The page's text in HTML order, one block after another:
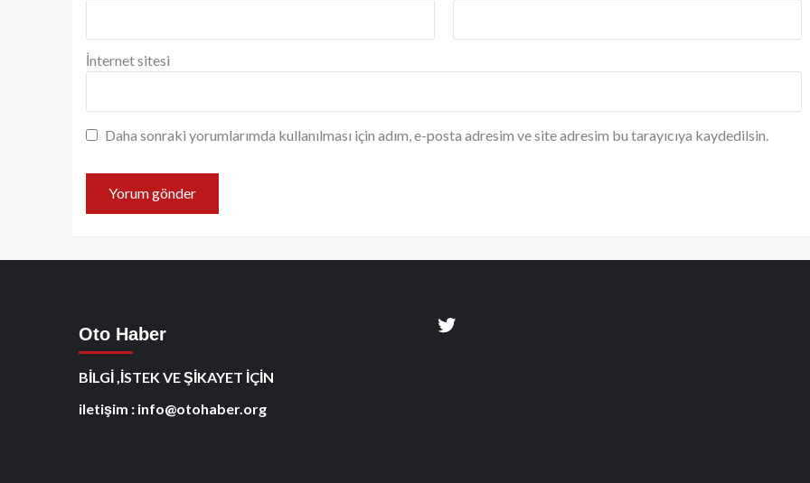
İnternet sitesi
Daha sonraki yorumlarımda kullanılması için adım, e-posta adresim ve site adresim bu tarayıcıya kaydedilsin.
Oto Haber
BİLGİ ,İSTEK VE ŞİKAYET İÇİN
iletişim : info@otohaber.org